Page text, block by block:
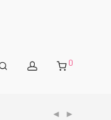
0